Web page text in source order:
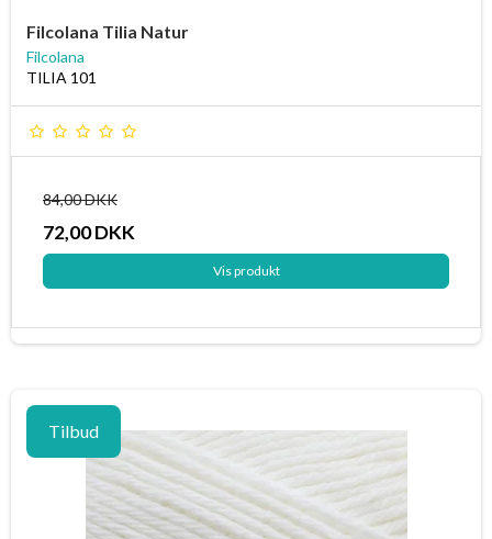
Filcolana Tilia Natur
Filcolana
TILIA 101
84,00 DKK
72,00 DKK
Vis produkt
Tilbud